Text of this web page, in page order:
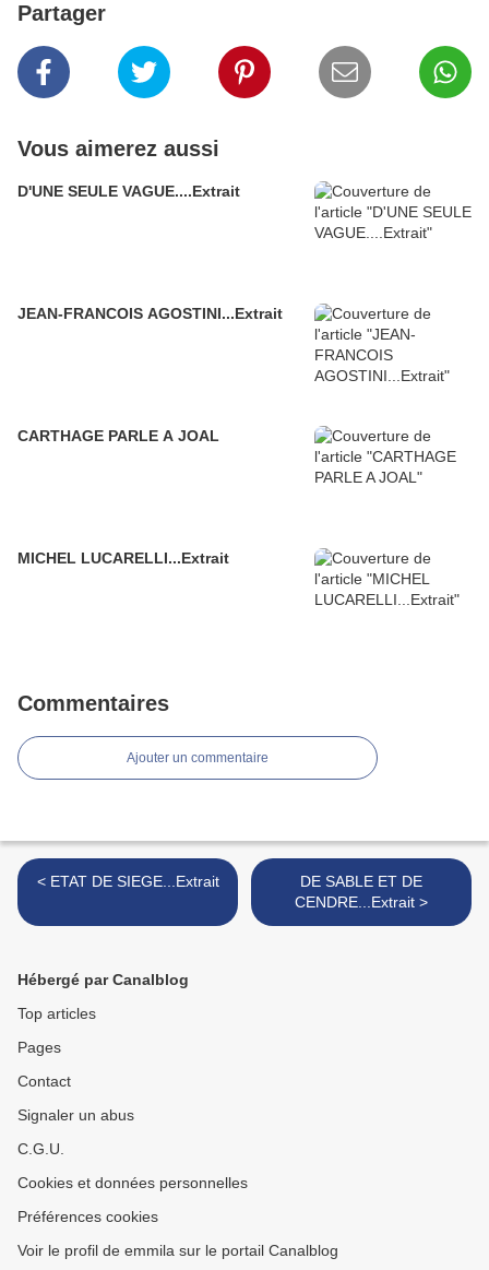
Partager
Vous aimerez aussi
D'UNE SEULE VAGUE....Extrait
JEAN-FRANCOIS AGOSTINI...Extrait
CARTHAGE PARLE A JOAL
MICHEL LUCARELLI...Extrait
Commentaires
Ajouter un commentaire
< ETAT DE SIEGE...Extrait
DE SABLE ET DE
CENDRE...Extrait >
Hébergé par Canalblog
Top articles
Pages
Contact
Signaler un abus
C.G.U.
Cookies et données personnelles
Préférences cookies
Voir le profil de emmila sur le portail Canalblog